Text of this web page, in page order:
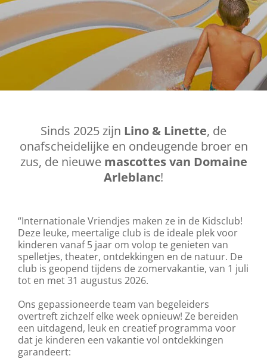
Sinds 2025 zijn Lino & Linette, de
onafscheidelijke en ondeugende broer en
zus, de nieuwe mascottes van Domaine
Arleblanc!
“Internationale Vriendjes maken ze in de Kidsclub!
Deze leuke, meertalige club is de ideale plek voor
kinderen vanaf 5 jaar om volop te genieten van
spelletjes, theater, ontdekkingen en de natuur. De
club is geopend tijdens de zomervakantie, van 1 juli
tot en met 31 augustus 2026.
Ons gepassioneerde team van begeleiders
overtreft zichzelf elke week opnieuw! Ze bereiden
een uitdagend, leuk en creatief programma voor
dat je kinderen een vakantie vol ontdekkingen
garandeert: